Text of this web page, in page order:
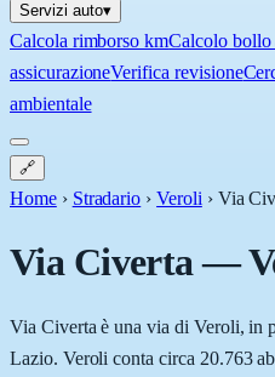
Servizi auto▾
Calcola rimborso kmCalcolo bollo
assicurazioneVerifica revisione
ambientale
🔗
Home › Stradario › Veroli › Via
Via Civerta—
Via Civerta è una via di Veroli, in
Lazio. Veroli conta circa 20.763